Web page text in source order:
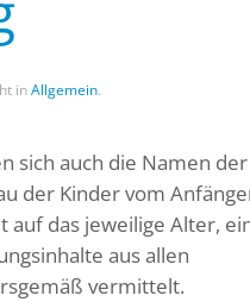
inAllgemein.
sich auch die Namen
der Kinder vom
das jeweilige Alter,
aus allen
vermittelt.